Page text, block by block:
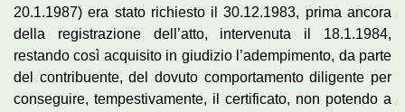
20.1.1987) era stato richiesto il 30.12.1983, prima ancora
della registrazione dell’atto, intervenuta il 18.1.1984,
restando così acquisito in giudizio l’adempimento, da parte
del contribuente, del dovuto comportamento diligente per
conseguire, tempestivamente, il certificato, non potendo a